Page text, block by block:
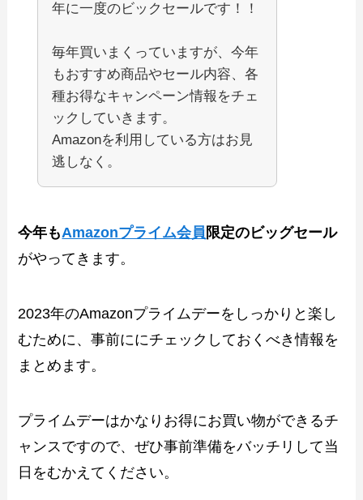
年に一度のビックセールです！！
毎年買いまくっていますが、今年
もおすすめ商品やセール内容、各
種お得なキャンペーン情報をチェ
ックしていきます。
Amazonを利用している方はお見
逃しなく。
今年もAmazonプライム会員 限定のビッグセール
がやってきます。
2023年のAmazonプライムデーをしっかりと楽し
むために、事前ににチェックしておくべき情報を
まとめます。
プライムデーはかなりお得にお買い物ができるチ
ャンスですので、ぜひ事前準備をバッチリして当
日をむかえてください。